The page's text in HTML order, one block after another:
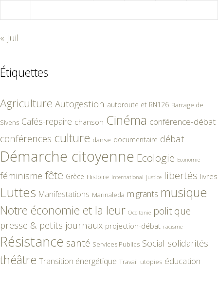
« Juil
Étiquettes
Agriculture Autogestion autoroute et RN126 Barrage de
Sivens Cafés-repaire chanson Cinéma conférence-débat
conférences culture danse documentaire débat
Démarche citoyenne Ecologie Economie
féminisme fête Grèce Histoire International justice libertés livres
Luttes Manifestations Marinaleda migrants musique
Notre économie et la leur Occitanie politique
presse & petits journaux projection-débat racisme
Résistance santé Services Publics Social solidarités
théâtre Transition énergétique Travail utopies éducation